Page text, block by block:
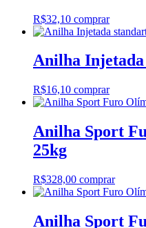
R$32,10 comprar
Anilha
R$16,10 comprar
Anilha Sport
25kg
R$328,00 comprar
Anilha Sport